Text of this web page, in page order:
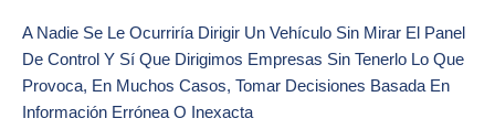
A Nadie Se Le Ocurriría Dirigir Un Vehículo Sin Mirar El Panel
De Control Y Sí Que Dirigimos Empresas Sin Tenerlo Lo Que
Provoca, En Muchos Casos, Tomar Decisiones Basada En
Información Errónea O Inexacta